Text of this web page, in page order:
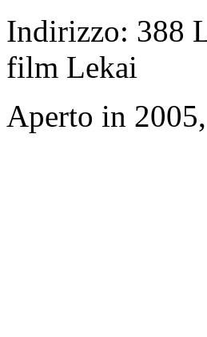
Indirizzo: 388
film Lekai
Aperto in